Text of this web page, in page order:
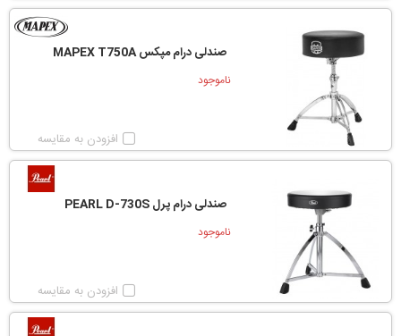
صندلی درام مپکس MAPEX T750A
ناموجود
افزودن به مقایسه
صندلی درام پرل PEARL D-730S
ناموجود
افزودن به مقایسه